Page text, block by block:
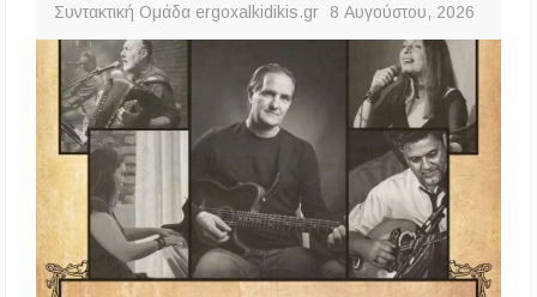
Συντακτική Ομάδα ergoxalkidikis.gr 8 Αυγούστου, 2026